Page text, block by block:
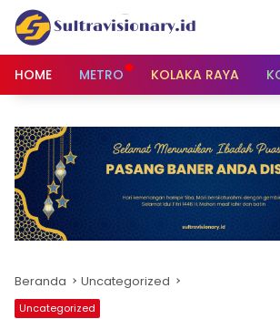
Langsung
konten
HOME
METRO KOLAKA RAYA
Beranda Uncategorized
Uncategorized